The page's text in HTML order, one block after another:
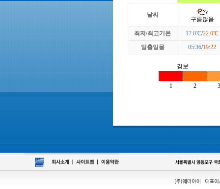
날씨
구름많음
최저/최고기온 17.0℃/22.0℃
일출일몰
05:36/19:22
경보
1 2 3